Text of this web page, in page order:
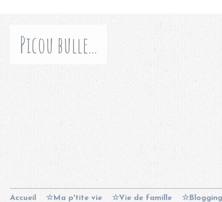
Picou bulle...
Accueil ☆Ma p'tite vie ☆Vie de famille ☆Blogging